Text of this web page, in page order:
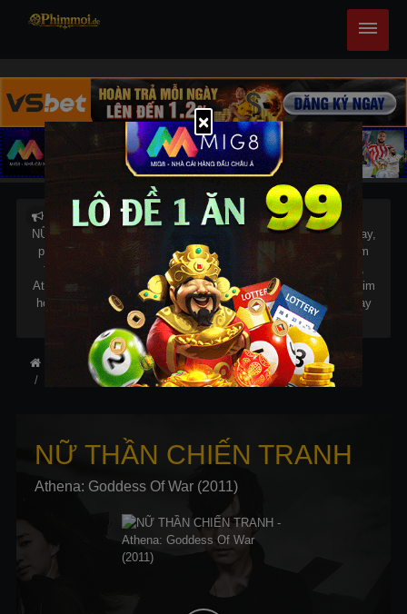
NỮ THẦN CHIẾN TRANH tập Full HD mới nhất, anime phim hay,
phim kiếm hiệp, phim hót nhất, phim hót 2018, phim mới, phim
thuyết minh, phim hay nhất 2018, NỮ THẦN CHIẾN TRANH,
Athena: Goddess Of War (2011), phim hay, phim kiếm hiệp, phim
hót nhất, phim hót 2018, phim mới, phim thuyết minh, phim hay
nhất 2018.
Trang chủ Hành Động
Hình Sự
NỮ THẦN CHIẾN TRANH
Thông tin
NỮ THẦN CHIẾN TRANH
Athena: Goddess Of War (2011)
×